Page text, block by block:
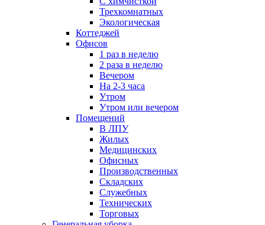
Трехкомнатных
Экологическая
Коттеджей
Офисов
1 раз в неделю
2 раза в неделю
Вечером
На 2-3 часа
Утром
Утром или вечером
Помещений
В ЛПУ
Жилых
Медицинских
Офисных
Производственных
Складских
Служебных
Технических
Торговых